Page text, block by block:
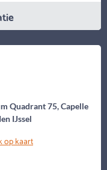
Quadrant 75, Capelle
IJssel
op kaart